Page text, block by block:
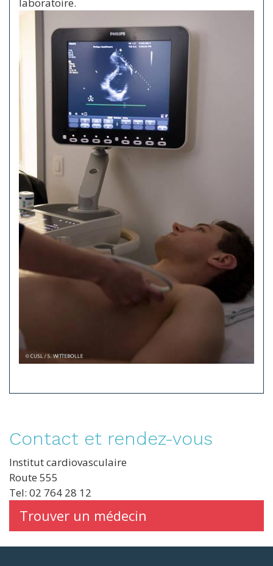
Contact et rendez-vous
Institut cardiovasculaire
Route 555
Tel: 02 764 28 12
Trouver un médecin